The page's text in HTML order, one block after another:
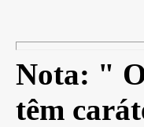
Nota: "
têm